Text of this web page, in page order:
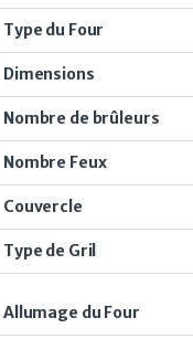
Type du Four
Dimensions
Nombre de brûleurs
Nombre Feux
Couvercle
Type de Gril
Allumage du Four